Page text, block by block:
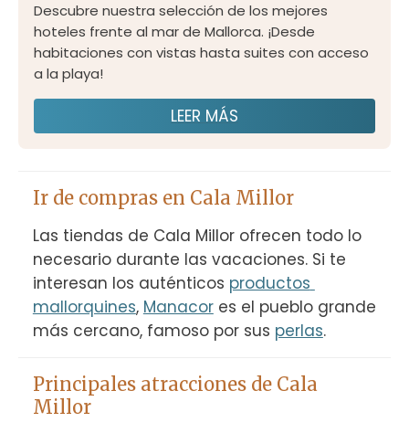
Descubre nuestra selección de los mejores
hoteles frente al mar de Mallorca. ¡Desde
habitaciones con vistas hasta suites con acceso
a la playa!
LEER MÁS
Ir de compras en Cala Millor
Las tiendas de Cala Millor ofrecen todo lo
necesario durante las vacaciones. Si te
interesan los auténticos productos
mallorquines, Manacor es el pueblo grande
más cercano, famoso por sus perlas.
Principales atracciones de Cala
Millor